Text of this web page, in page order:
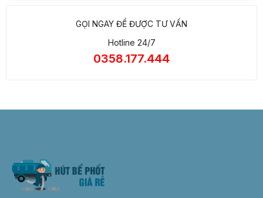
GỌI NGAY ĐỂ ĐƯỢC TƯ VẤN
Hotline 24/7
0358.177.444